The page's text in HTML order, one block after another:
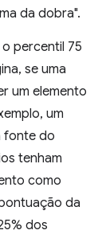
da dobra".
percentil 75
se uma
um elemento
um
fonte do
tenham
como
da
dos